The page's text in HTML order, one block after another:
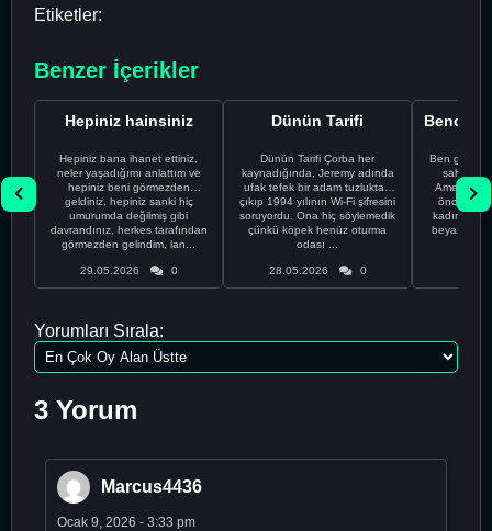
Etiketler:
Benzer İçerikler
Hepiniz hainsiniz
Hepiniz bana ihanet ettiniz,
neler yaşadığımı anlattım ve
hepiniz beni görmezden
geldiniz, hepiniz sanki hiç
umurumda değilmiş gibi
davrandınız, herkes tarafından
görmezden gelindim, lan...
29.05.2026 0
Dünün Tarifi
Dünün Tarifi Çorba her
kaynadığında, Jeremy adında
ufak tefek bir adam tuzluktan
çıkıp 1994 yılının Wi-Fi şifresini
soruyordu. Ona hiç söylemedik
çünkü köpek henüz oturma
odası ...
28.05.2026 0
Ben gururlu
sahip
önce
kadınla
beyaz
Yorumları Sırala:
3 Yorum
Marcus4436
Ocak 9, 2026 - 3:33 pm